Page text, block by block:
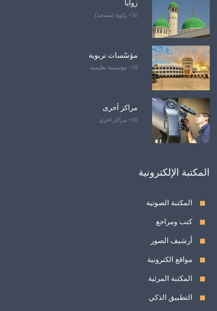
زوايا
50+ زاوية (مسجد)
مؤسّسات تربوية
10+ مؤسسة تعليمية
مراكز أخرى
10+ مراكز اخرى
المكتبة الإلكترونية
المكتبة الصوتية
كتب ومراجع
أرشيف الصور
مواقع الكترونية
المكتبة المرئية
التطبيق الذكي